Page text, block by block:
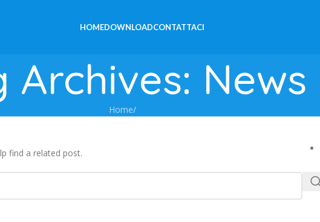
HOMEDOWNLOADCONTATTACI
Archives: News
Home/
find a related post.